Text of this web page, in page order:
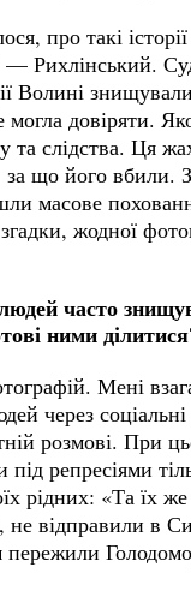
про такі
Рихлінський.
Волині
довіряти.
та слідства. Ця
що його вбили.
масове
жодної
часто
ними
Мені
через
розмові. При
репресіями
рідних: «Та їх
відправили в
пережили